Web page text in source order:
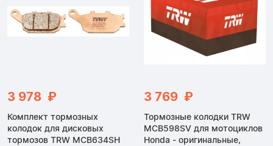
3 978 ₽
Комплект тормозных
колодок для дисковых
тормозов TRW MCB634SH
3 769 ₽
Тормозные колодки TRW
MCB598SV для мотоциклов
Honda - оригинальные,